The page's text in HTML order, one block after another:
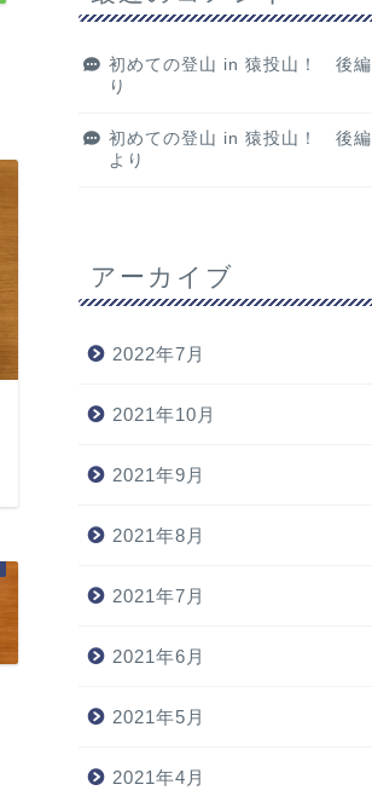
初めての登山 in 猿投山！ 後編
り
初めての登山 in 猿投山！ 後編
より
アーカイブ
2022年7月
2021年10月
2021年9月
2021年8月
2021年7月
2021年6月
2021年5月
2021年4月